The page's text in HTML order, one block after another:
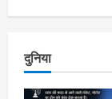
दुनिया